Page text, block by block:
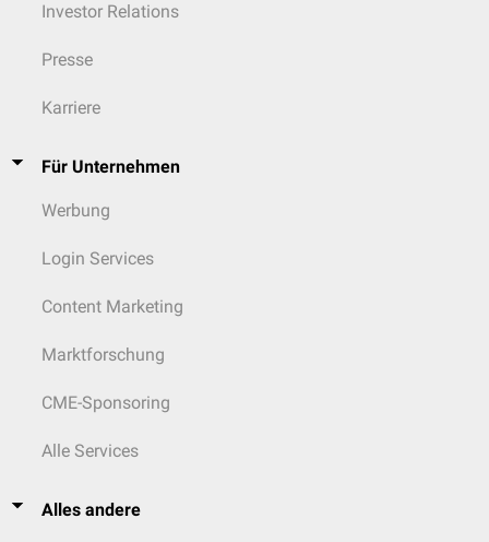
Investor Relations
Presse
Karriere
Für Unternehmen
Werbung
Login Services
Content Marketing
Marktforschung
CME-Sponsoring
Alle Services
Alles andere